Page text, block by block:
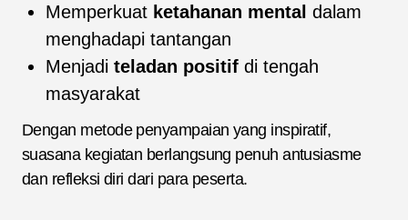
Memperkuat ketahanan mental dalam
menghadapi tantangan
Menjadi teladan positifdi tengah
masyarakat
Dengan metode penyampaian yang inspiratif,
suasana kegiatan berlangsung penuh antusiasme
dan refleksi diri dari para peserta.